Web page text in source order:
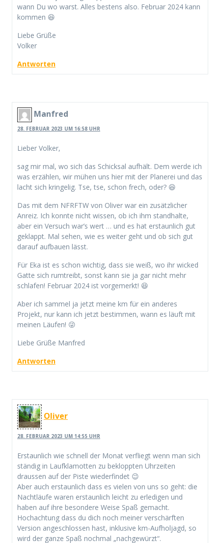
wann Du wo warst. Alles bestens also. Februar 2024 kann
kommen 😆
Liebe Grüße
Volker
Antworten
Manfred
28. FEBRUAR 2023 UM 16:58 UHR
Lieber Volker,
sag mir mal, wo sich das Schicksal aufhält. Dem werde ich
was erzählen, wir mühen uns hier mit der Planerei und das
lacht sich kringelig. Tse, tse, schon frech, oder? 😆
Das mit dem NFRFTW von Oliver war ein zusätzlicher
Anreiz. Ich konnte nicht wissen, ob ich ihm standhalte,
aber ein Versuch war’s wert … und es hat erstaunlich gut
geklappt. Mal sehen, wie es weiter geht und ob sich gut
darauf aufbauen lässt.
Für Eka ist es schon wichtig, dass sie weiß, wo ihr wicked
Gatte sich rumtreibt, sonst kann sie ja gar nicht mehr
schlafen! Februar 2024 ist vorgemerkt! 😆
Aber ich sammel ja jetzt meine km für ein anderes
Projekt, nur kann ich jetzt bestimmen, wann es läuft mit
meinen Läufen! 😜
Liebe Grüße Manfred
Antworten
Oliver
28. FEBRUAR 2023 UM 14:55 UHR
Erstaunlich wie schnell der Monat verfliegt wenn man sich
ständig in Laufklamotten zu bekloppten Uhrzeiten
draussen auf der Piste wiederfindet 😉
Aber auch erstaunlich dass es vielen von uns so geht: die
Nachtläufe waren erstaunlich leicht zu erledigen und
haben auf ihre besondere Weise Spaß gemacht.
Hochachtung dass du dich noch meiner verschärften
Version angeschlossen hast, inklusive km-Aufholjagd, so
wird der ganze Spaß nochmal „nachgewürzt“.